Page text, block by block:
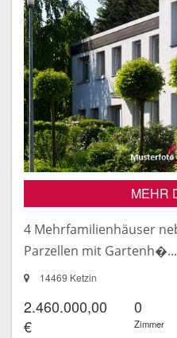
MEHR
4 Mehrfamilienhäuser
Parzellen mit Gartenh�...
14469 Ketzin
2.460.000,00
€
0
Zimmer